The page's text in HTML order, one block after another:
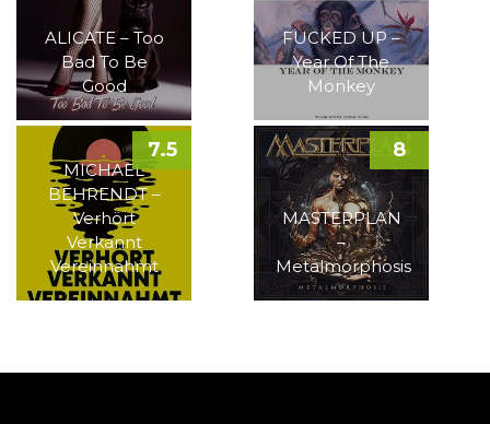
ALICATE – Too
Bad To Be
Good
FUCKED UP –
Year Of The
Monkey
MICHAEL
BEHRENDT –
Verhört
Verkannt
Vereinnahmt
7.5
MASTERPLAN
–
Metalmorphosis
8